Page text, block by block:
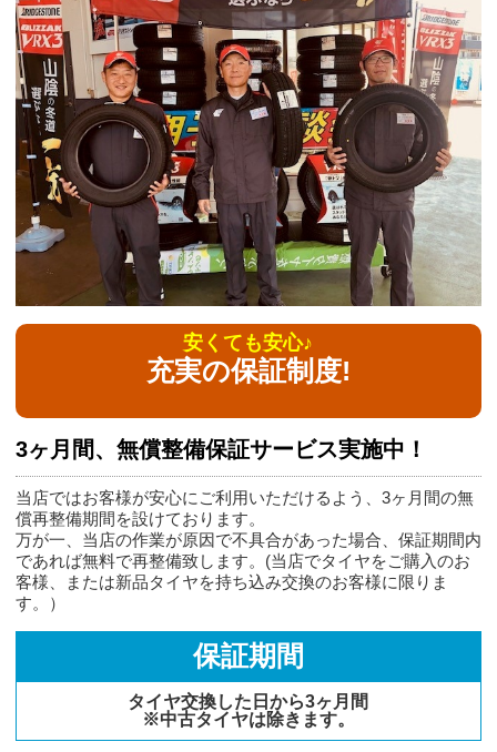
安くても安心♪
充実の保証制度!
3ヶ月間、無償整備保証サービス実施中！
当店ではお客様が安心にご利用いただけるよう、3ヶ月間の無
償再整備期間を設けております。
万が一、当店の作業が原因で不具合があった場合、保証期間内
であれば無料で再整備致します。(当店でタイヤをご購入のお
客様、または新品タイヤを持ち込み交換のお客様に限りま
す。）
保証期間
タイヤ交換した日から3ヶ月間
※中古タイヤは除きます。